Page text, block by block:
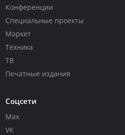
Конференции
Специальные проекты
Маркет
Техника
ТВ
Печатные издания
Соцсети
Max
VK